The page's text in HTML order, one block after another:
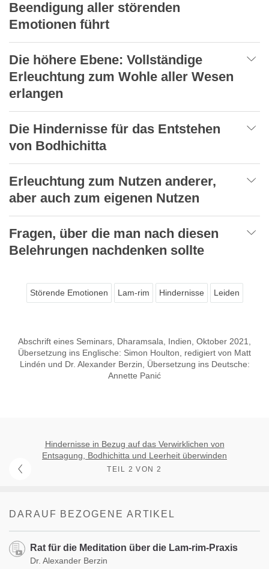
Beendigung aller störenden
Emotionen führt
Die höhere Ebene: Vollständige
Erleuchtung zum Wohle aller Wesen
erlangen
Die Hindernisse für das Entstehen
von Bodhichitta
Erleuchtung zum Nutzen anderer,
aber auch zum eigenen Nutzen
Fragen, über die man nach diesen
Belehrungen nachdenken sollte
Störende Emotionen Lam-rim Hindernisse Leiden
Abschrift eines Seminars, Dharamsala, Indien, Oktober 2021,
Übersetzung ins Englische: Simon Houlton, redigiert von Matt
Lindén und Dr. Alexander Berzin, Übersetzung ins Deutsche:
Annette Panić
Hindernisse in Bezug auf das Verwirklichen von
Entsagung, Bodhichitta und Leerheit überwinden
TEIL 2 VON 2
DARAUF BEZOGENE ARTIKEL
Rat für die Meditation über die Lam-rim-Praxis
Dr. Alexander Berzin